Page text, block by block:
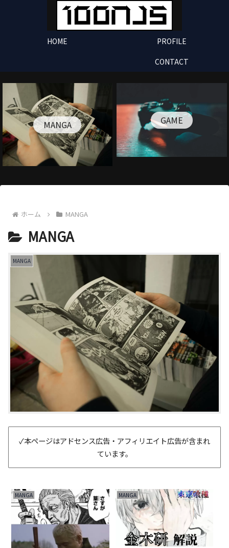
HOME
PROFILE
CONTACT
MANGA GAME
ホーム MANGA
MANGA
MANGA
✓本ページはアドセンス広告・アフィリエイト広告が含まれ
ています。
MANGA MANGA